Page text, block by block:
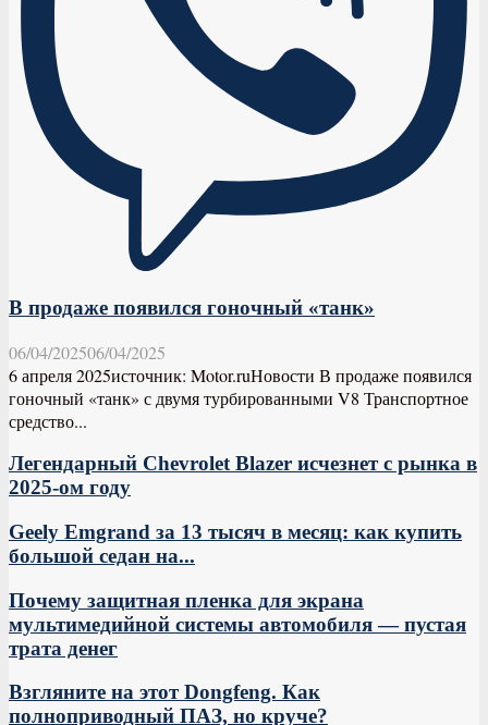
В продаже появился гоночный «танк»
06/04/202506/04/2025
6 апреля 2025источник: Motor.ruНовости В продаже появился
гоночный «танк» с двумя турбированными V8 Транспортное
средство...
Легендарный Chevrolet Blazer исчезнет с рынка в
2025-ом году
Geely Emgrand за 13 тысяч в месяц: как купить
большой седан на...
Почему защитная пленка для экрана
мультимедийной системы автомобиля — пустая
трата денег
Взгляните на этот Dongfeng. Как
полноприводный ПАЗ, но круче?